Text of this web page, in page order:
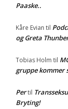
Paaske..
Kåre Evian til
og Greta
Tobias Holm til
gruppe kommer
Pertil
Bryting!